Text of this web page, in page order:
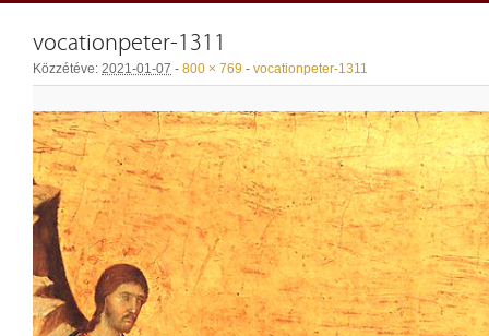
vocationpeter-1311
Közzétéve: 2021-01-07 - 800 × 769 - vocationpeter-1311